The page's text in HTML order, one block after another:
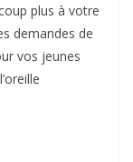
plus à votre
demandes de
vos jeunes